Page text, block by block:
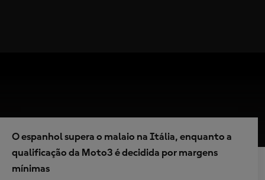
O espanhol supera o malaio na Itália, enquanto a
qualificação da Moto3 é decidida por margens
mínimas